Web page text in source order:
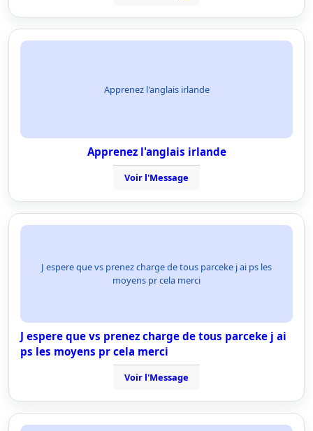
Apprenez l'anglais irlande
Apprenez l'anglais irlande
Voir l'Message
J espere que vs prenez charge de tous parceke j ai ps les
moyens pr cela merci
J espere que vs prenez charge de tous parceke j ai
ps les moyens pr cela merci
Voir l'Message